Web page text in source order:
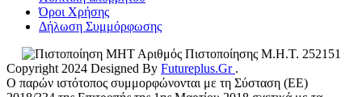
Όροι Χρήσης
Δήλωση Συμμόρφωσης
Αριθμός Πιστοποίησης Μ.Η.Τ. 252151
Copyright 2024 Designed By Futureplus.Gr .
Ο παρών ιστότοπος συμμορφώνονται με τη Σύσταση (ΕΕ)